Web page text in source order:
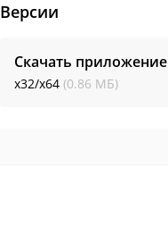
Версии
Скачать
x32/x64 (0.86 МБ)